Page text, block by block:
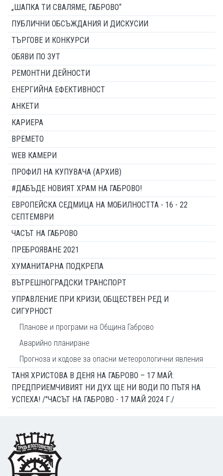
„ШАПКА ТИ СВАЛЯМЕ, ГАБРОВО“
ПУБЛИЧНИ ОБСЪЖДАНИЯ И ДИСКУСИИ
ТЪРГОВЕ И КОНКУРСИ
ОБЯВИ ПО ЗУТ
РЕМОНТНИ ДЕЙНОСТИ
ЕНЕРГИЙНА ЕФЕКТИВНОСТ
АНКЕТИ
КАРИЕРА
ВРЕМЕТО
WEB КАМЕРИ
ПРОФИЛ НА КУПУВАЧА (АРХИВ)
#ДАБЪДЕ НОВИЯТ ХРАМ НА ГАБРОВО!
ЕВРОПЕЙСКА СЕДМИЦА НА МОБИЛНОСТТА - 16 - 22
СЕПТЕМВРИ
ЧАСЪТ НА ГАБРОВО
ПРЕБРОЯВАНЕ 2021
ХУМАНИТАРНА ПОДКРЕПА
ВЪТРЕШНОГРАДСКИ ТРАНСПОРТ
УПРАВЛЕНИЕ ПРИ КРИЗИ, ОБЩЕСТВЕН РЕД И
СИГУРНОСТ
Планове и програми на Община Габрово
Аварийно планиране
Прогноза и кодове за опасни метеорологични явления
ТАНЯ ХРИСТОВА В ДЕНЯ НА ГАБРОВО – 17 МАЙ:
ПРЕДПРИЕМЧИВИЯТ НИ ДУХ ЩЕ НИ ВОДИ ПО ПЪТЯ НА
УСПЕХА! /"ЧАСЪТ НА ГАБРОВО - 17 МАЙ 2024 Г./
Footer